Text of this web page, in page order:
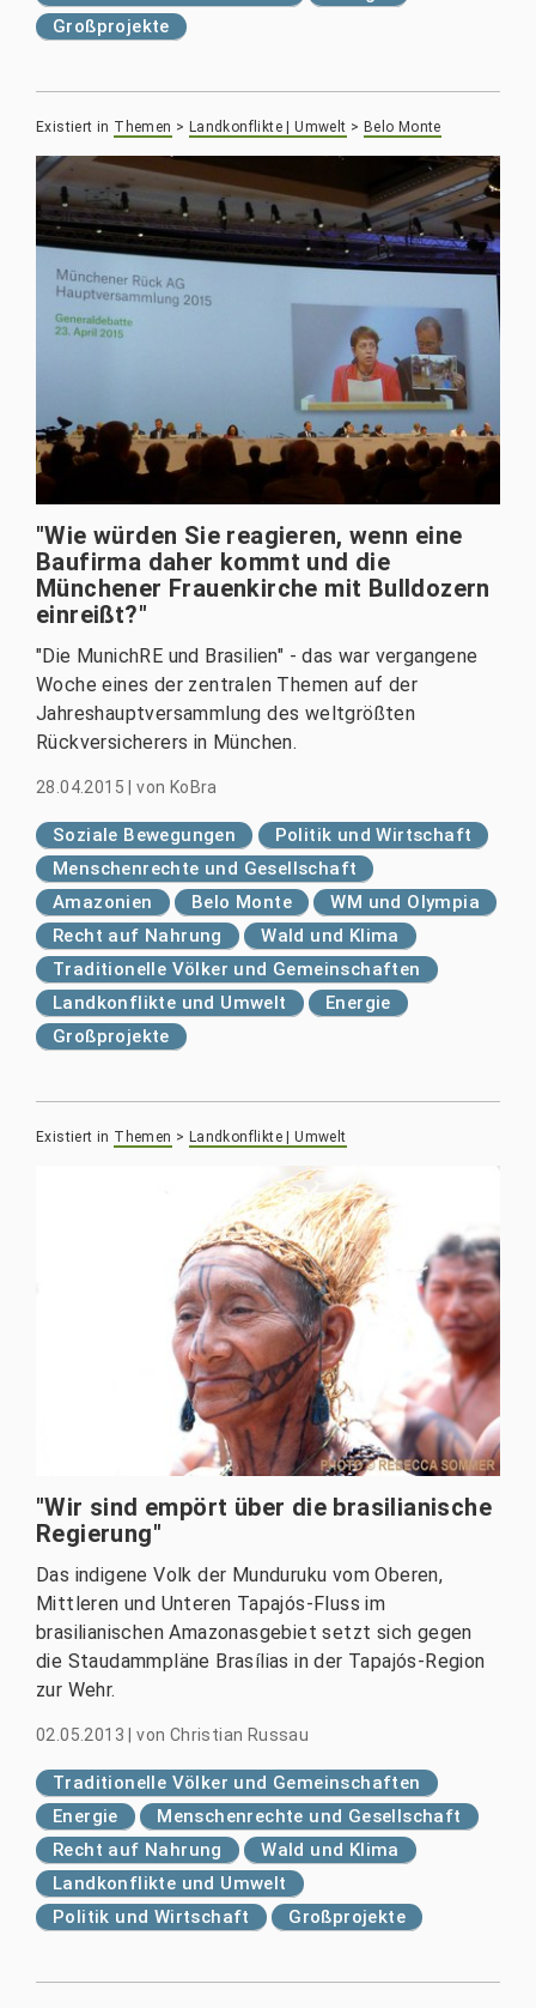
Großprojekte
Existiert in Themen > Landkonflikte | Umwelt > Belo Monte
"Wie würden Sie reagieren, wenn eine
Baufirma daher kommt und die
Münchener Frauenkirche mit Bulldozern
einreißt?"
"Die MunichRE und Brasilien" - das war vergangene
Woche eines der zentralen Themen auf der
Jahreshauptversammlung des weltgrößten
Rückversicherers in München.
28.04.2015 |von KoBra
Soziale Bewegungen
Politik und Wirtschaft
Menschenrechte und Gesellschaft
Amazonien
Belo Monte
WM und Olympia
Recht auf Nahrung
Wald und Klima
Traditionelle Völker und Gemeinschaften
Landkonflikte und Umwelt
Energie
Großprojekte
Existiert in Themen > Landkonflikte | Umwelt
"Wir sind empört über die brasilianische
Regierung"
Das indigene Volk der Munduruku vom Oberen,
Mittleren und Unteren Tapajós-Fluss im
brasilianischen Amazonasgebiet setzt sich gegen
die Staudammpläne Brasílias in der Tapajós-Region
zur Wehr.
02.05.2013 |von Christian Russau
Traditionelle Völker und Gemeinschaften
Energie
Menschenrechte und Gesellschaft
Recht auf Nahrung
Wald und Klima
Landkonflikte und Umwelt
Politik und Wirtschaft
Großprojekte